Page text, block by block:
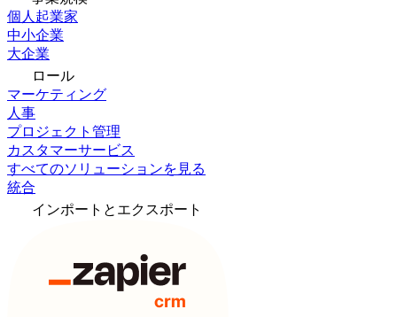
個人起業家
中小企業
大企業
ロール
マーケティング
人事
プロジェクト管理
カスタマーサービス
すべてのソリューションを見る
統合
インポートとエクスポート